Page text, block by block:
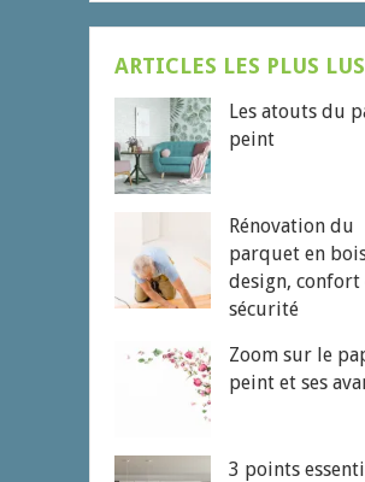
ARTICLES LES PLUS LUS
Les atouts du
peint
Rénovation du
parquet en
design, confort
sécurité
Zoom sur le
peint et ses
3 points